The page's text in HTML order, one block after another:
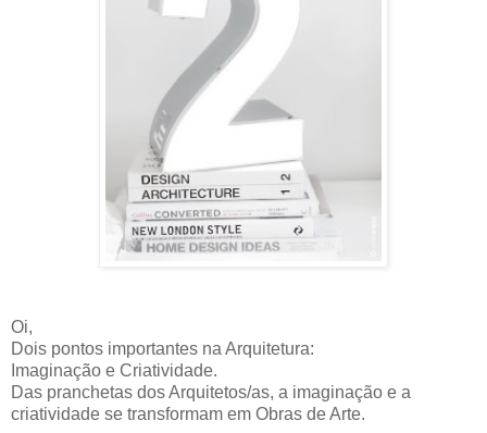
Oi,
Dois pontos importantes na Arquitetura:
Imaginação e Criatividade.
Das pranchetas dos Arquitetos/as, a imaginação e a
criatividade se transformam em Obras de Arte.